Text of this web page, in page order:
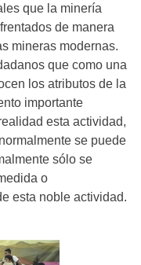
que la minería
de manera
mineras modernas.
que como una
los atributos de la
importante
esta actividad,
se puede
sólo se
o
esta noble actividad.